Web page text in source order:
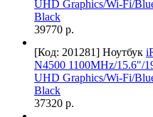
UHD Graphics/Wi-Fi/
Black
39770 р.
[Код: 201281] Ноутбук
N4500 1100MHz/15.6"/
UHD Graphics/Wi-Fi/
Black
37320 р.